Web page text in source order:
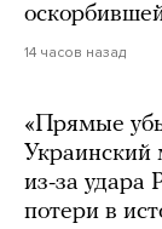
14 часов назад
«Прямые
Украинский
из-за удара
потери в